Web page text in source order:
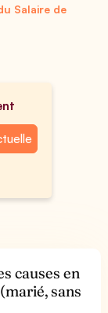
Salaire de
causes en
sans